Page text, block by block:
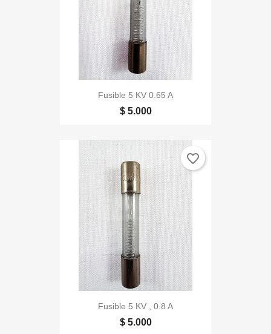
Fusible 5 KV 0.65 A
$ 5.000
Fusible 5 KV , 0.8 A
$ 5.000
favorite_border